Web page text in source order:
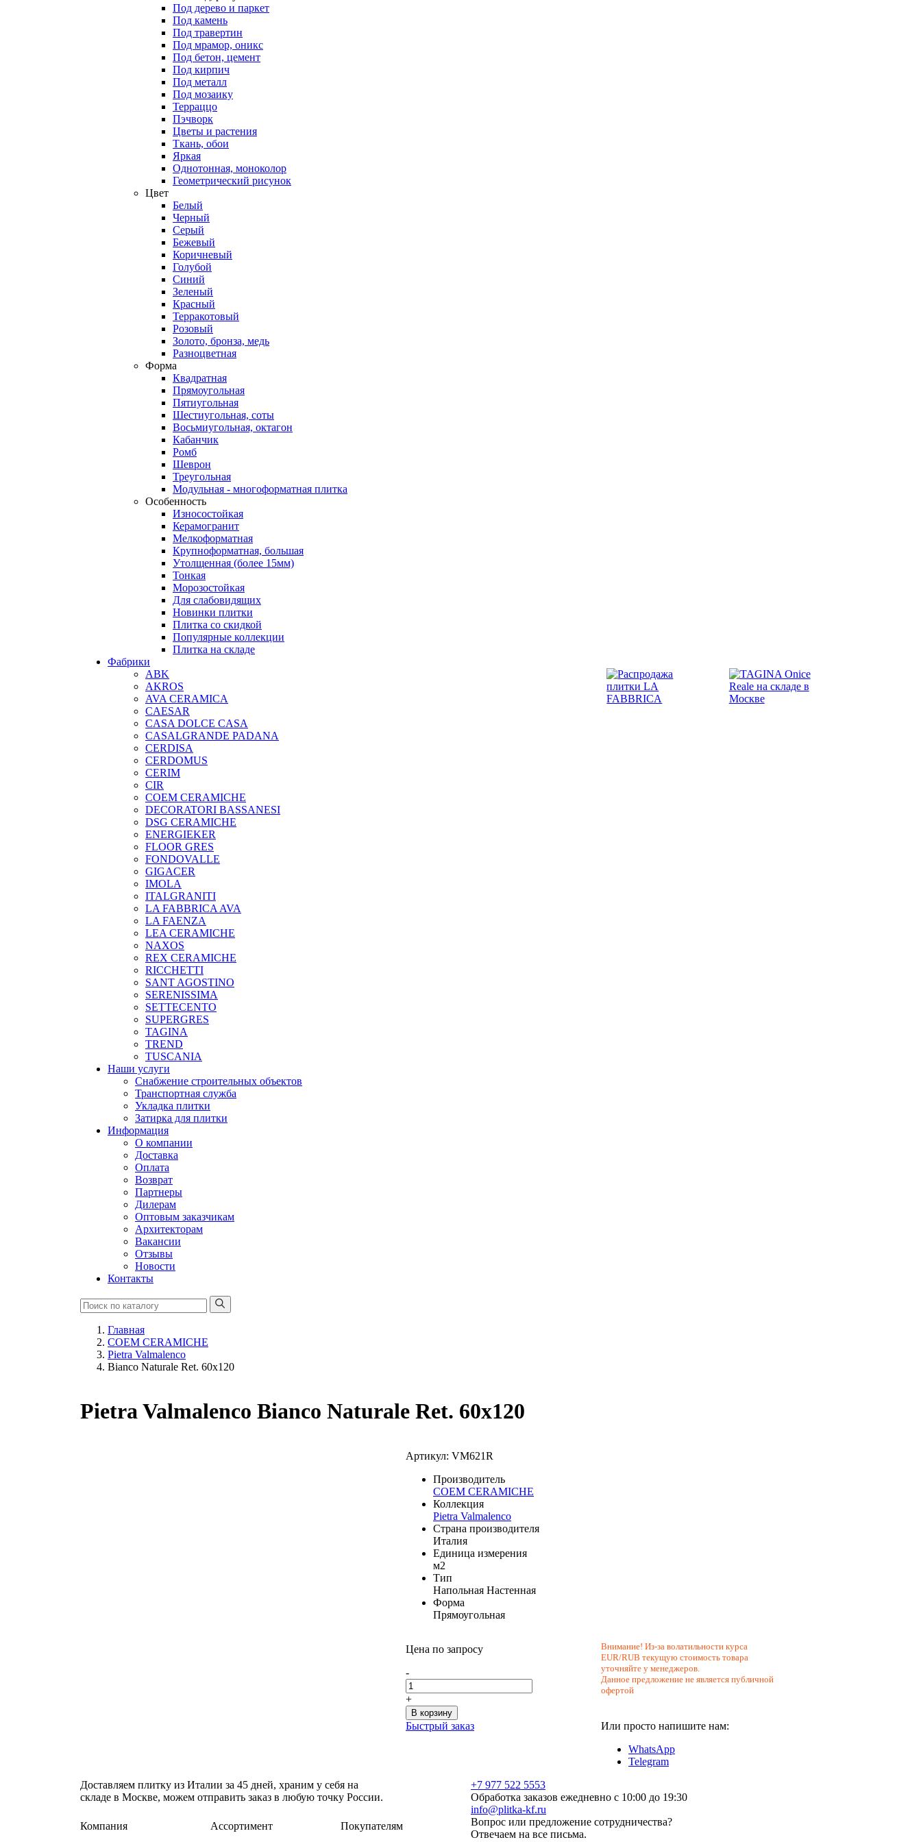
Под дерево и паркет
Под камень
Под травертин
Под мрамор, оникс
Под бетон, цемент
Под кирпич
Под металл
Под мозаику
Терраццо
Пэчворк
Цветы и растения
Ткань, обои
Яркая
Однотонная, моноколор
Геометрический рисунок
Цвет
Белый
Черный
Серый
Бежевый
Коричневый
Голубой
Синий
Зеленый
Красный
Терракотовый
Розовый
Золото, бронза, медь
Разноцветная
Форма
Квадратная
Прямоугольная
Пятиугольная
Шестиугольная, соты
Восьмиугольная, октагон
Кабанчик
Ромб
Шеврон
Треугольная
Модульная - многоформатная плитка
Особенность
Износостойкая
Керамогранит
Мелкоформатная
Крупноформатная, большая
Утолщенная (более 15мм)
Тонкая
Морозостойкая
Для слабовидящих
Новинки плитки
Плитка со скидкой
Популярные коллекции
Плитка на складе
Фабрики
ABK
AKROS
AVA CERAMICA
CAESAR
CASA DOLCE CASA
CASALGRANDE PADANA
CERDISA
CERDOMUS
CERIM
CIR
COEM CERAMICHE
DECORATORI BASSANESI
DSG CERAMICHE
ENERGIEKER
FLOOR GRES
FONDOVALLE
GIGACER
IMOLA
ITALGRANITI
LA FABBRICA AVA
LA FAENZA
LEA CERAMICHE
NAXOS
REX CERAMICHE
RICCHETTI
SANT AGOSTINO
SERENISSIMA
SETTECENTO
SUPERGRES
TAGINA
TREND
TUSCANIA
Наши услуги
Снабжение строительных объектов
Транспортная служба
Укладка плитки
Затирка для плитки
Информация
О компании
Доставка
Оплата
Возврат
Партнеры
Дилерам
Оптовым заказчикам
Архитекторам
Вакансии
Отзывы
Новости
Контакты
Главная
COEM CERAMICHE
Pietra Valmalenco
Bianco Naturale Ret. 60x120
Pietra Valmalenco Bianco Naturale Ret. 60x120
Артикул: VM621R
Производитель
COEM CERAMICHE
Коллекция
Pietra Valmalenco
Страна производителя
Италия
Единица измерения
м2
Тип
Напольная Настенная
Форма
Прямоугольная
Цена по запросу
-
+
В корзину
Внимание! Из-за волатильности курса
EUR/RUB текущую стоимость товара
уточняйте у менеджеров.
Данное предложение не является публичной
офертой
Быстрый заказ
Или просто напишите нам:
WhatsApp
Telegram
Доставляем плитку из Италии за 45 дней, храним у себя на
складе в Москве, можем отправить заказ в любую точку России.
Компания Ассортимент Покупателям
+7 977 522 5553
Обработка заказов ежедневно с 10:00 до 19:30
info@plitka-kf.ru
Вопрос или предложение сотрудничества?
Отвечаем на все письма.